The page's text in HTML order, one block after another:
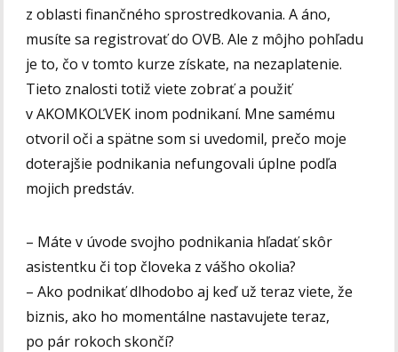
z oblasti finančného sprostredkovania. A áno,
musíte sa registrovať do OVB. Ale z môjho pohľadu
je to, čo v tomto kurze získate, na nezaplatenie.
Tieto znalosti totiž viete zobrať a použiť
v AKOMKOĽVEK inom podnikaní. Mne samému
otvoril oči a spätne som si uvedomil, prečo moje
doterajšie podnikania nefungovali úplne podľa
mojich predstáv.
– Máte v úvode svojho podnikania hľadať skôr
asistentku či top človeka z vášho okolia?
– Ako podnikať dlhodobo aj keď už teraz viete, že
biznis, ako ho momentálne nastavujete teraz,
po pár rokoch skončí?